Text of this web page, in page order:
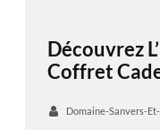
Découvrez
Coffret
Domaine-Sanvers-